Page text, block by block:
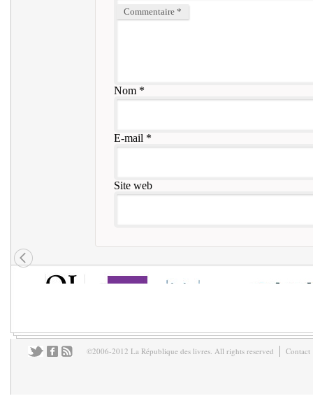
Commentaire *
Nom*
E-mail *
Site web
©2006-2012 La République des livres. All rights reserved Contact